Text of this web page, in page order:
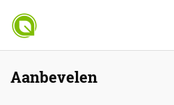
Aanbevelen